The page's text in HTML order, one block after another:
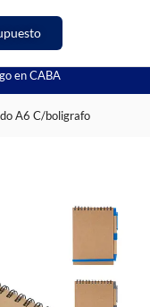
en CABA
A6 C/boligrafo